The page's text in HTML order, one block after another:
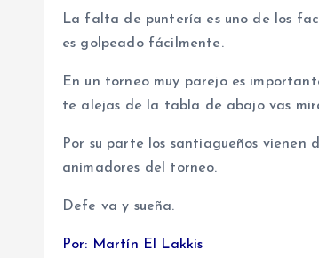
La falta de puntería es uno de los
es golpeado fácilmente.
En un torneo muy parejo es
te alejas de la tabla de abajo vas
Por su parte los santiagueños
animadores del torneo.
Defe va y sueña.
Por: Martín El Lakkis